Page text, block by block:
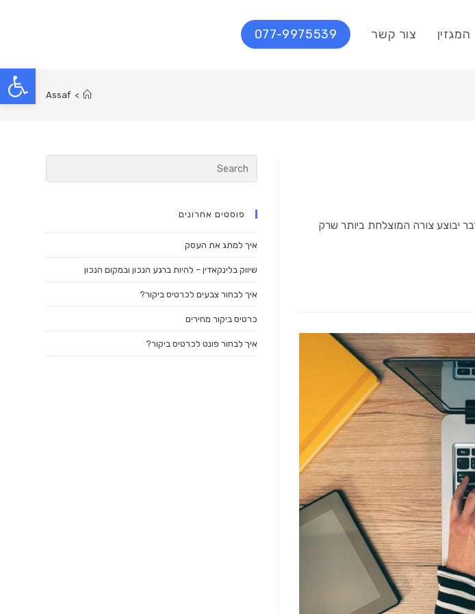
פתח סרגל נגישות
המגזין צור קשר 077-9975539
>
Assaf
יבוצע צורה המוצלחת ביותר שרק
Search
for:
פוסטים אחרונים
איך למתג את העסק
שיווק בלינקאדין – להיות ברגע הנכון ובמקום הנכון
איך לבחור צבעים לכרטיס ביקור?
כרטיס ביקור מחירים
איך לבחור פונט לכרטיס ביקור?